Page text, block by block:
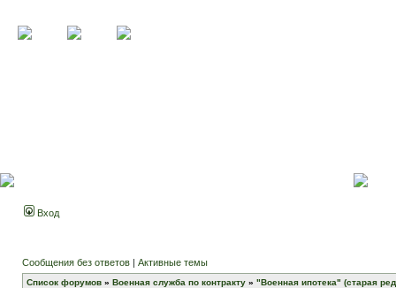
Вход
Сообщения без ответов | Активные темы
Список форумов » Военная служба по контракту » "Военная ипотека" (старая